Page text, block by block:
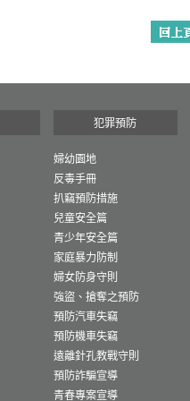
犯罪預防
婦幼園地
反毒手冊
扒竊預防措施
兒童安全篇
青少年安全篇
家庭暴力防制
婦女防身守則
強盜、搶奪之預防
預防汽車失竊
預防機車失竊
遠離針孔教戰守則
預防詐騙宣導
青春專案宣導